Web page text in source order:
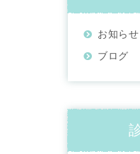
お知らせ
ブログ